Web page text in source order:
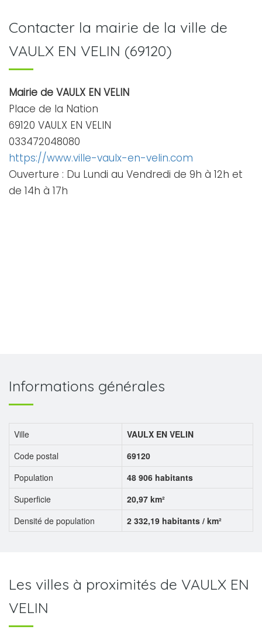
Contacter la mairie de la ville de
VAULX EN VELIN (69120)
Mairie de VAULX EN VELIN
Place de la Nation
69120 VAULX EN VELIN
033472048080
https://www.ville-vaulx-en-velin.com
Ouverture : Du Lundi au Vendredi de 9h à 12h et
de 14h à 17h
Informations générales
Ville
VAULX EN VELIN
Code postal
69120
Population
48 906 habitants
Superficie
20,97 km²
Densité de population
2 332,19 habitants / km²
Les villes à proximités de VAULX EN
VELIN